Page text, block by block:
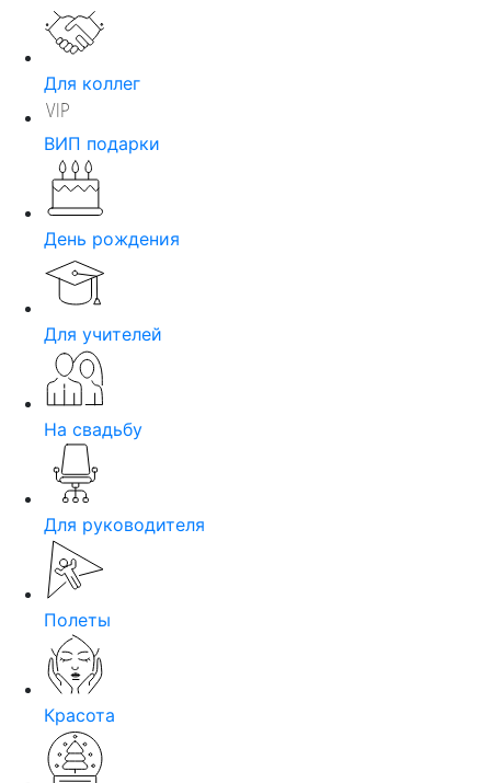
Для коллег
ВИП подарки
День рождения
Для учителей
На свадьбу
Для руководителя
Полеты
Красота